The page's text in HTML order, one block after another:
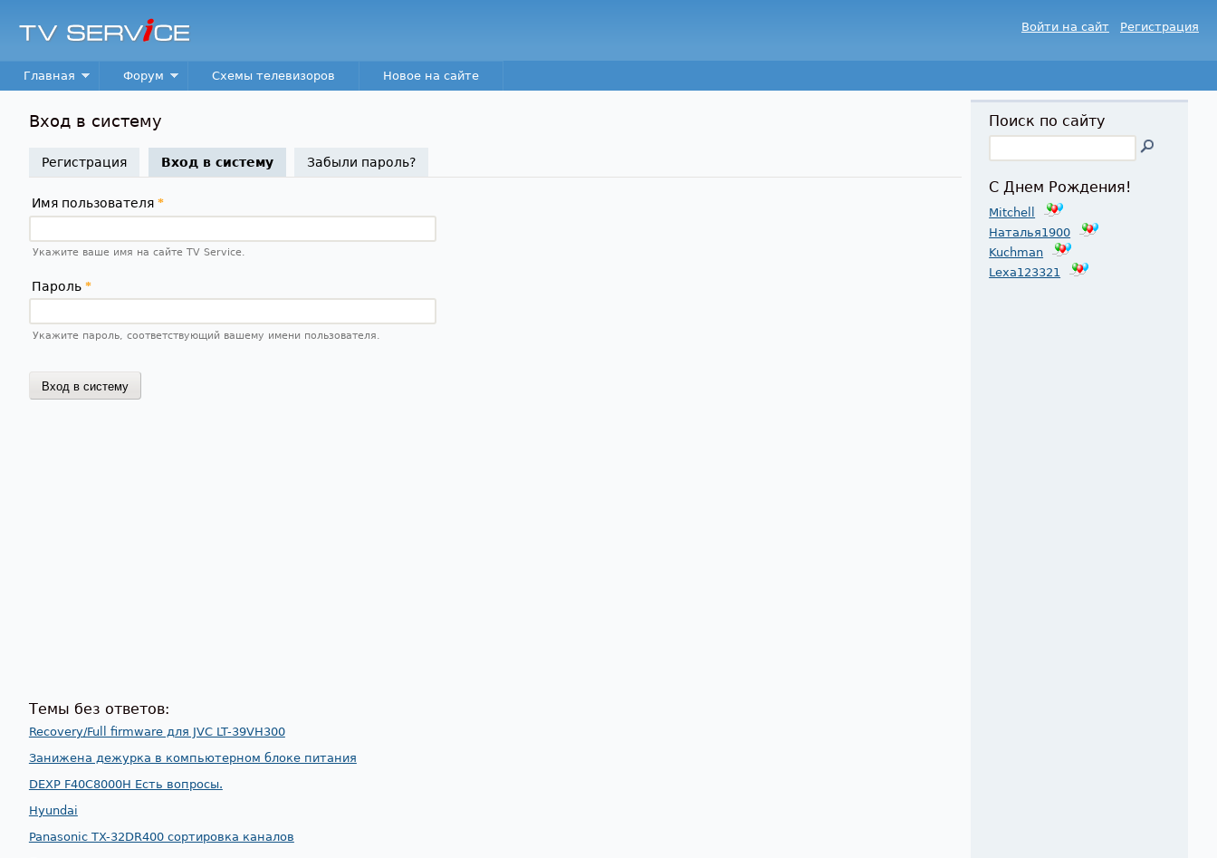
TV
Service
Войти на сайт Регистрация
Main menu
Главная Форум Схемы телевизоров Новое на сайте
Вход в систему
Регистрация Вход в систему(активная вкладка)
Забыли пароль?
Имя пользователя *
Укажите ваше имя на сайте TV Service.
Пароль *
Укажите пароль, соответствующий вашему имени пользователя.
Темы без ответов:
Recovery/Full firmware для JVC LT-39VH300
Занижена дежурка в компьютерном блоке питания
DEXP F40C8000H Есть вопросы.
Hyundai
Panasonic TX-32DR400 сортировка каналов
Поиск по сайту
С Днем Рождения!
Mitchell
Наталья1900
Kuchman
Lexa123321